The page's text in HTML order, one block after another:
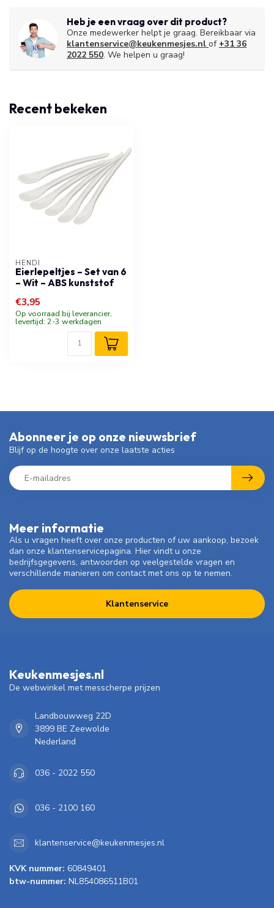
Heb je een vraag over dit product?
Onze medewerker helpt je graag. Bereikbaar via
klantenservice@keukenmesjes.nl of +31 36
2022 550. We helpen u graag!
Recent bekeken
HENDI
Eierlepeltjes – Set van 6
– Wit – ABS kunststof
€3,95
Op voorraad bij leverancier,
levertijd: 2-3 werkdagen
Meer informatie
Als u vragen heeft over onze producten of uw aankoop, bezoek
dan onze klantenservicepagina. Hier vindt u onze
bedrijfsgegevens, antwoorden op veelgestelde vragen en
verschillende manieren om contact met ons op te nemen.
Klantenservice
Abonneer je op onze nieuwsbrief
Blijf op de hoogte over onze laatste acties
Keukenmesjes.nl
De webwinkel met messcherpe prijzen
Landbouwweg 22D
3899 BE Zeewolde
Nederland
036 - 2022 550
036 - 2100 160
klantenservice@keukenmesjes.nl
KVK nummer: 60849401
btw-nummer: NL854086511B01